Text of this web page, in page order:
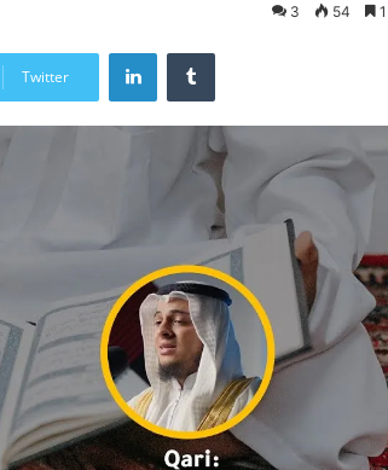
3 54
Twitter
LinkedInTumblr